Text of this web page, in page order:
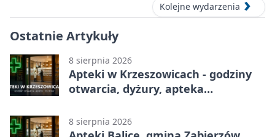
Kolejne wydarzenia
Ostatnie Artykuły
8 sierpnia 2026
Apteki w Krzeszowicach - godziny
otwarcia, dyżury, apteka
8 sierpnia 2026